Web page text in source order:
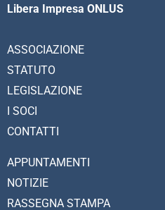
Libera Impresa ONLUS
ASSOCIAZIONE
STATUTO
LEGISLAZIONE
I SOCI
CONTATTI
APPUNTAMENTI
NOTIZIE
RASSEGNA STAMPA